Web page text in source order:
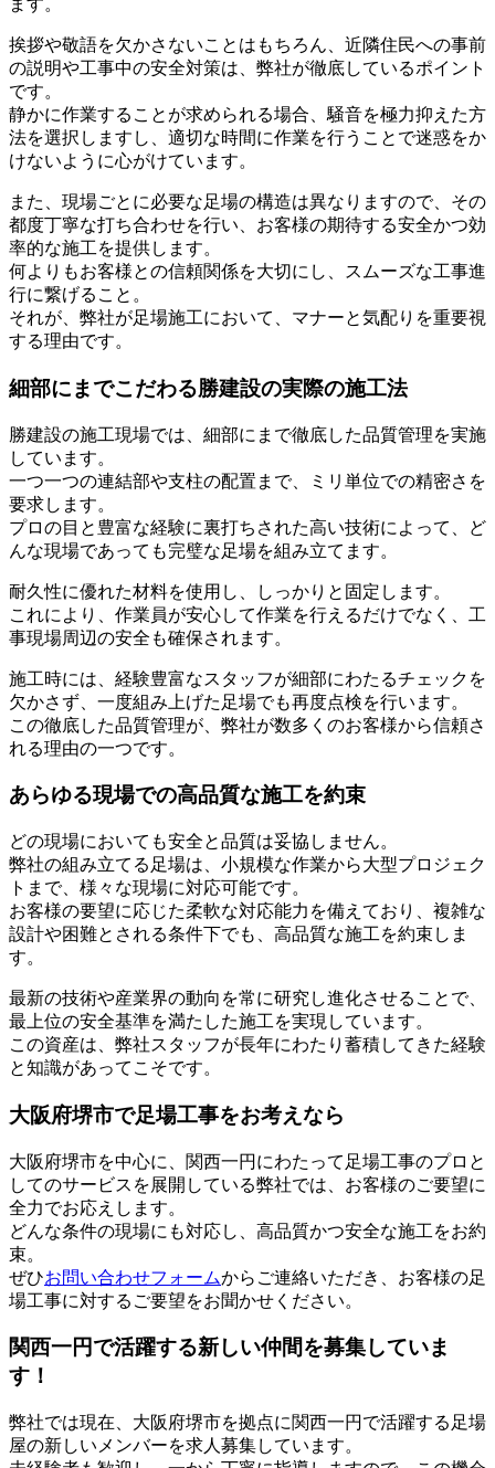
ます。
挨拶や敬語を欠かさないことはもちろん、近隣住民への事前
の説明や工事中の安全対策は、弊社が徹底しているポイント
です。
静かに作業することが求められる場合、騒音を極力抑えた方
法を選択しますし、適切な時間に作業を行うことで迷惑をか
けないように心がけています。
また、現場ごとに必要な足場の構造は異なりますので、その
都度丁寧な打ち合わせを行い、お客様の期待する安全かつ効
率的な施工を提供します。
何よりもお客様との信頼関係を大切にし、スムーズな工事進
行に繋げること。
それが、弊社が足場施工において、マナーと気配りを重要視
する理由です。
細部にまでこだわる勝建設の実際の施工法
勝建設の施工現場では、細部にまで徹底した品質管理を実施
しています。
一つ一つの連結部や支柱の配置まで、ミリ単位での精密さを
要求します。
プロの目と豊富な経験に裏打ちされた高い技術によって、ど
んな現場であっても完璧な足場を組み立てます。
耐久性に優れた材料を使用し、しっかりと固定します。
これにより、作業員が安心して作業を行えるだけでなく、工
事現場周辺の安全も確保されます。
施工時には、経験豊富なスタッフが細部にわたるチェックを
欠かさず、一度組み上げた足場でも再度点検を行います。
この徹底した品質管理が、弊社が数多くのお客様から信頼さ
れる理由の一つです。
あらゆる現場での高品質な施工を約束
どの現場においても安全と品質は妥協しません。
弊社の組み立てる足場は、小規模な作業から大型プロジェク
トまで、様々な現場に対応可能です。
お客様の要望に応じた柔軟な対応能力を備えており、複雑な
設計や困難とされる条件下でも、高品質な施工を約束しま
す。
最新の技術や産業界の動向を常に研究し進化させることで、
最上位の安全基準を満たした施工を実現しています。
この資産は、弊社スタッフが長年にわたり蓄積してきた経験
と知識があってこそです。
大阪府堺市で足場工事をお考えなら
大阪府堺市を中心に、関西一円にわたって足場工事のプロと
してのサービスを展開している弊社では、お客様のご要望に
全力でお応えします。
どんな条件の現場にも対応し、高品質かつ安全な施工をお約
束。
ぜひお問い合わせフォームからご連絡いただき、お客様の足
場工事に対するご要望をお聞かせください。
関西一円で活躍する新しい仲間を募集していま
す！
弊社では現在、大阪府堺市を拠点に関西一円で活躍する足場
屋の新しいメンバーを求人募集しています。